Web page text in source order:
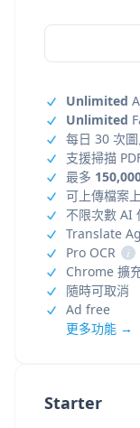
Starter
Unlimited
Unlimited
每日 30 次
支援掃描
最多
可上傳檔案
不限次數 AI
Translate
Pro OCR
i
Chrome 擴
隨時可取消
Ad free
更多功能 →